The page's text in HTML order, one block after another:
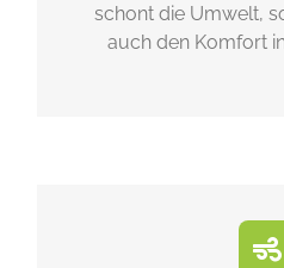
schont die Umwelt,
auch den Komfort